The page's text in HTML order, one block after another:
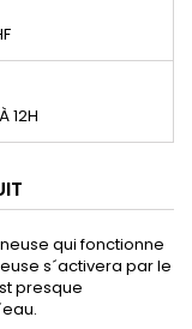
12H
qui fonctionne
s´activera par le
presque